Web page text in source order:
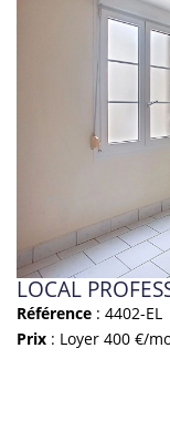
LOCAL
Référence : 4402-EL
Prix : Loyer 400 €/